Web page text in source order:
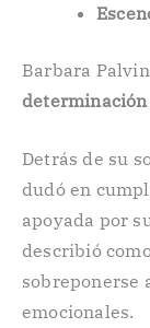
Barbara Palvin
Detrás de su
dudó en
apoyada por
describió
sobreponerse
emocionales.